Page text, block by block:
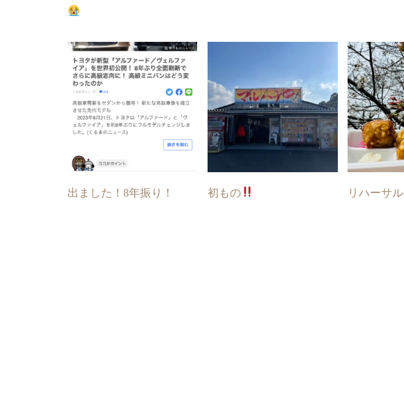
出ました！8年振り！ 初もの リハーサル